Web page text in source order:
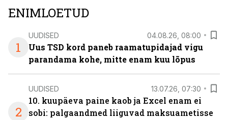
ENIMLOETUD
1
UUDISED 04.08.26, 08:00
Uus TSD kord paneb raamatupidajad vigu
parandama kohe, mitte enam kuu lõpus
2
UUDISED 13.07.26, 07:30
10. kuupäeva paine kaob ja Excel enam ei
sobi: palgaandmed liiguvad maksuametisse